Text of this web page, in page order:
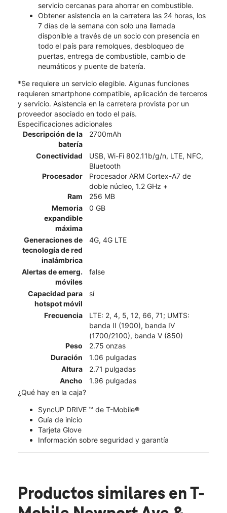
servicio cercanas para ahorrar en combustible.
Obtener asistencia en la carretera las 24 horas, los
7 días de la semana con solo una llamada
disponible a través de un socio con presencia en
todo el país para remolques, desbloqueo de
puertas, entrega de combustible, cambio de
neumáticos y puente de batería.
*Se requiere un servicio elegible. Algunas funciones
requieren smartphone compatible, aplicación de terceros
y servicio. Asistencia en la carretera provista por un
proveedor asociado en todo el país.
Especificaciones adicionales
Descripción de la
batería
2700mAh
Conectividad
USB, Wi-Fi 802.11b/g/n, LTE, NFC,
Bluetooth
Procesador
Procesador ARM Cortex-A7 de
doble núcleo, 1.2 GHz +
Ram
256 MB
Memoria
expandible
máxima
0 GB
Generaciones de
tecnología de red
inalámbrica
4G, 4G LTE
Alertas de emerg.
móviles
false
Capacidad para
hotspot móvil
sí
Frecuencia
LTE: 2, 4, 5, 12, 66, 71; UMTS:
banda II (1900), banda IV
(1700/2100), banda V (850)
Peso
2.75 onzas
Duración
1.06 pulgadas
Altura
2.71 pulgadas
Ancho
1.96 pulgadas
¿Qué hay en la caja?
SyncUP DRIVE ™ de T-Mobile®
Guía de inicio
Tarjeta Glove
Información sobre seguridad y garantía
Productos similares en T-